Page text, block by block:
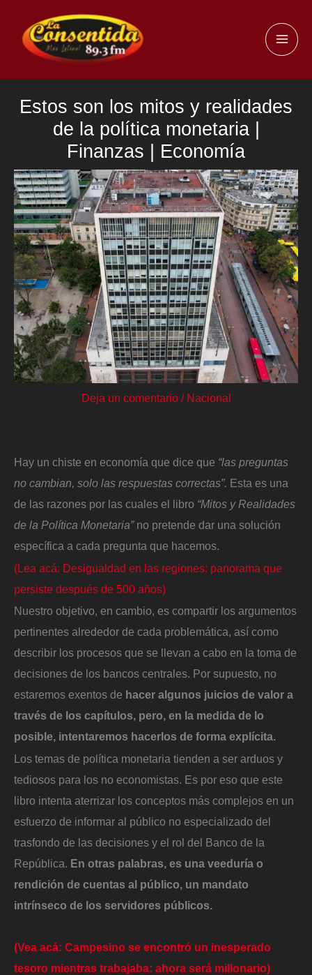
contenido
Estos son los mitos y realidades
de la política monetaria |
Finanzas | Economía
Deja un comentario / Nacional
Hay un chiste en economía que dice que “las preguntas
no cambian, solo las respuestas correctas”. Esta es una
de las razones por las cuales el libro “Mitos y Realidades
de la Política Monetaria”no pretende dar una solución
específica a cada pregunta que hacemos.
(Lea acá: Desigualdad en las regiones: panorama que
persiste después de 500 años)
Nuestro objetivo, en cambio, es compartir los argumentos
pertinentes alrededor de cada problemática, así como
describir los procesos que se llevan a cabo en la toma de
decisiones de los bancos centrales. Por supuesto, no
estaremos exentos de hacer algunos juicios de valor a
través de los capítulos, pero, en la medida de lo
posible, intentaremos hacerlos de forma explícita.
Los temas de política monetaria tienden a ser arduos y
tediosos para los no economistas. Es por eso que este
libro intenta aterrizar los conceptos más complejos en un
esfuerzo de informar al público no especializado del
trasfondo de las decisiones y el rol del Banco de la
República. En otras palabras, es una veeduría o
rendición de cuentas al público, un mandato
intrínseco de los servidores públicos.
(Vea acá: Campesino se encontró un inesperado
tesoro mientras trabajaba: ahora será millonario)